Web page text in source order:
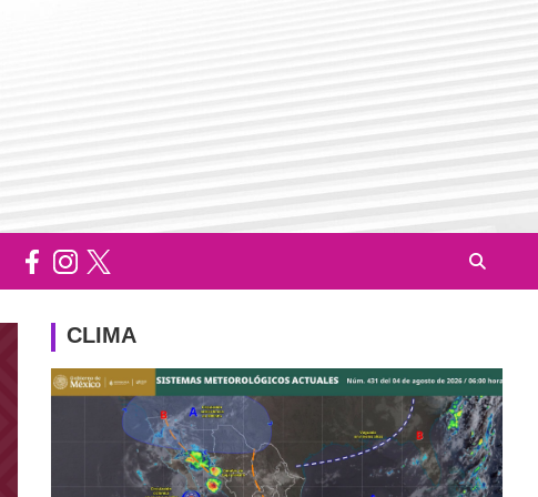
CLIMA